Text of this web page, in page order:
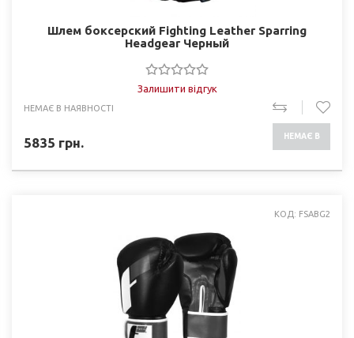
Шлем боксерский Fighting Leather Sparring
Headgear Черный
Залишити відгук
НЕМАЄ В НАЯВНОСТІ
5835 грн. НЕМАЄ В
КОД: FSABG2